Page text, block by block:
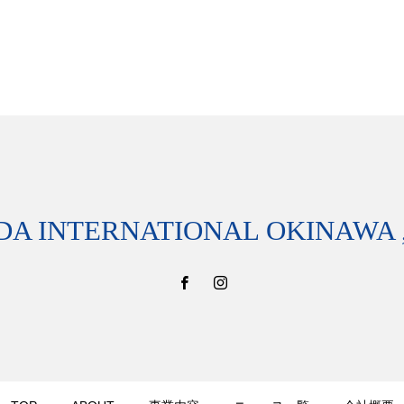
INTERNATIONAL OKINAWA